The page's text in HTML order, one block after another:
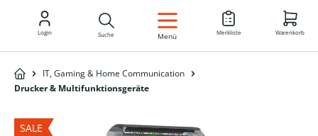
DE
Login Suche Menü Merkliste Warenkorb
IT, Gaming & Home Communication
Drucker & Multifunktionsgeräte
SALE